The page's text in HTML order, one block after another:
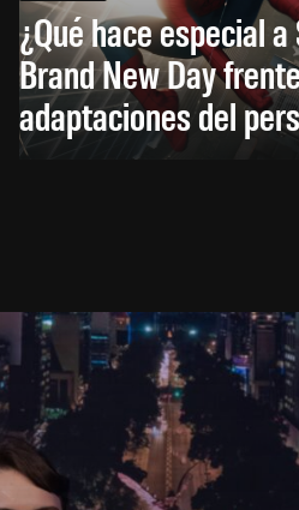
¿Qué hace especial
Brand New Day
adaptaciones del